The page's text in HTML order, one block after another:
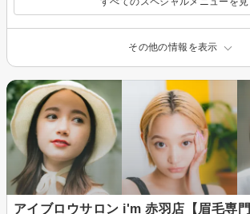
その他の情報を表示
アイブロウサロン i'm 赤羽店【眉毛専門